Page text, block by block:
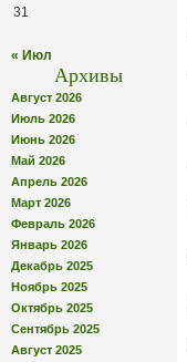
31
« Июл
Архивы
Август 2026
Июль 2026
Июнь 2026
Май 2026
Апрель 2026
Март 2026
Февраль 2026
Январь 2026
Декабрь 2025
Ноябрь 2025
Октябрь 2025
Сентябрь 2025
Август 2025